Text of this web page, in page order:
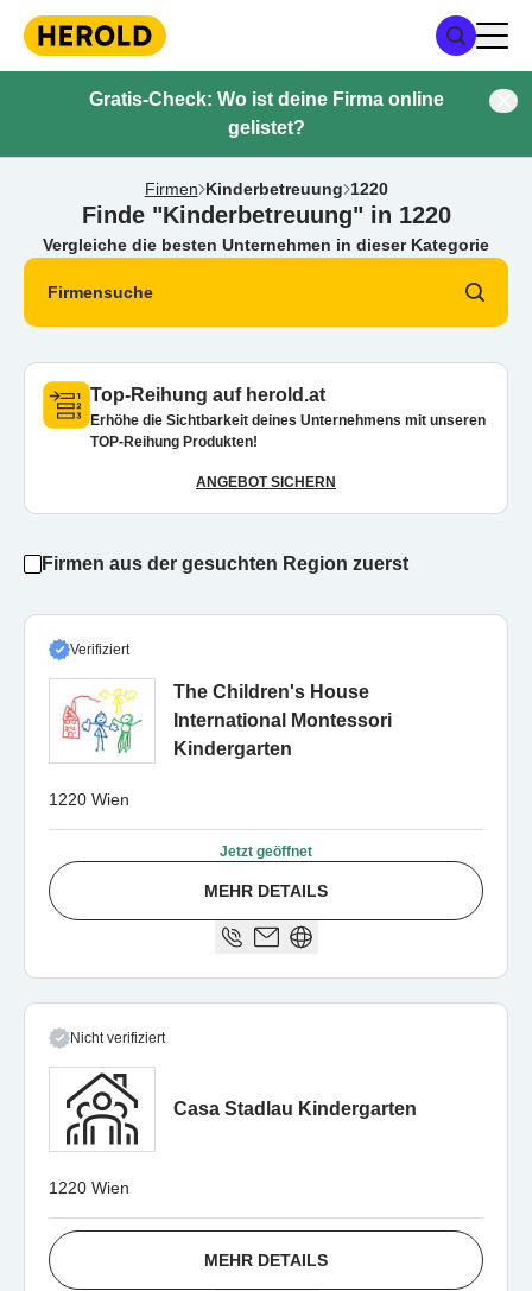
Gratis-Check: Wo ist deine Firma online
gelistet?
Firmen Kinderbetreuung 1220
Finde "Kinderbetreuung" in 1220
Vergleiche die besten Unternehmen in dieser Kategorie
Firmensuche
Top-Reihung auf herold.at
Erhöhe die Sichtbarkeit deines Unternehmens mit unseren
TOP-Reihung Produkten!
ANGEBOT SICHERN
Firmen aus der gesuchten Region zuerst
Verifiziert
The Children's House
International Montessori
Kindergarten
1220 Wien
Jetzt geöffnet
MEHR DETAILS
Nicht verifiziert
Casa Stadlau Kindergarten
1220 Wien
MEHR DETAILS